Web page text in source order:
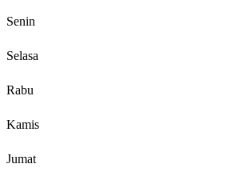
Senin
Selasa
Rabu
Kamis
Jumat